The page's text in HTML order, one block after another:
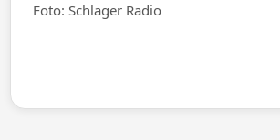
Foto: Schlager Radio